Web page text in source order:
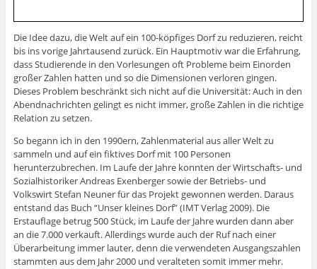
Die Idee dazu, die Welt auf ein 100-köpfiges Dorf zu reduzieren, reicht
bis ins vorige Jahrtausend zurück. Ein Hauptmotiv war die Erfahrung,
dass Studierende in den Vorlesungen oft Probleme beim Einorden
großer Zahlen hatten und so die Dimensionen verloren gingen.
Dieses Problem beschränkt sich nicht auf die Universität: Auch in den
Abendnachrichten gelingt es nicht immer, große Zahlen in die richtige
Relation zu setzen.
So begann ich in den 1990ern, Zahlenmaterial aus aller Welt zu
sammeln und auf ein fiktives Dorf mit 100 Personen
herunterzubrechen. Im Laufe der Jahre konnten der Wirtschafts- und
Sozialhistoriker Andreas Exenberger sowie der Betriebs- und
Volkswirt Stefan Neuner für das Projekt gewonnen werden. Daraus
entstand das Buch “Unser kleines Dorf” (IMT Verlag 2009). Die
Erstauflage betrug 500 Stück, im Laufe der Jahre wurden dann aber
an die 7.000 verkauft. Allerdings wurde auch der Ruf nach einer
Überarbeitung immer lauter, denn die verwendeten Ausgangszahlen
stammten aus dem Jahr 2000 und veralteten somit immer mehr.